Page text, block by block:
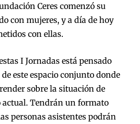
Ceres comenzó su
con mujeres, y a día de hoy
con ellas.
I Jornadas está pensado
este espacio conjunto donde
sobre la situación de
actual. Tendrán un formato
personas asistentes podrán